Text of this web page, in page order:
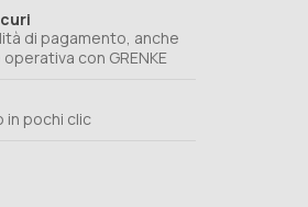
di pagamento, anche
con GRENKE
in pochi clic